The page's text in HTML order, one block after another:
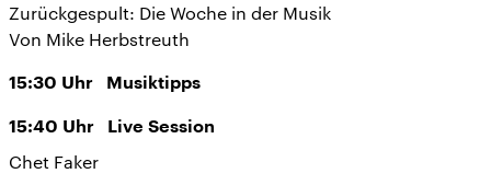
Zurückgespult: Die Woche in der Musik
Von Mike Herbstreuth
15:30 Uhr Musiktipps
15:40 Uhr Live Session
Chet Faker